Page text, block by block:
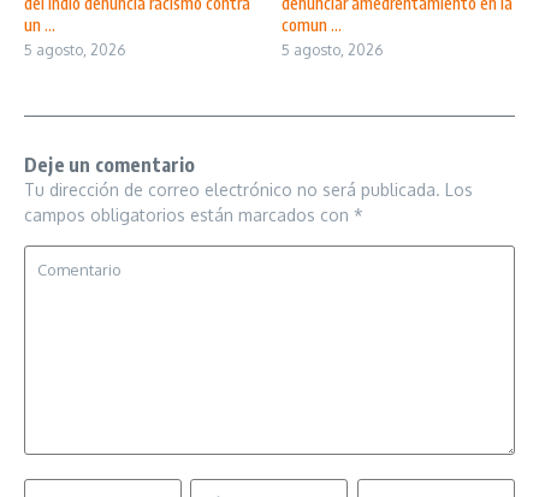
un ...
5 agosto, 2026
comun ...
5 agosto, 2026
Deje un comentario
Tu dirección de correo electrónico no será publicada. Los
campos obligatorios están marcados con *